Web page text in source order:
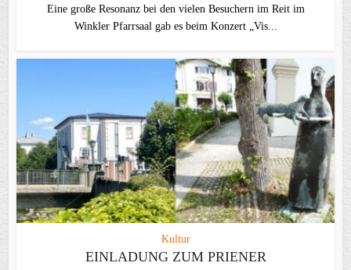
Eine große Resonanz bei den vielen Besuchern im Reit im
Winkler Pfarrsaal gab es beim Konzert „Vis...
Kultur
EINLADUNG ZUM PRIENER